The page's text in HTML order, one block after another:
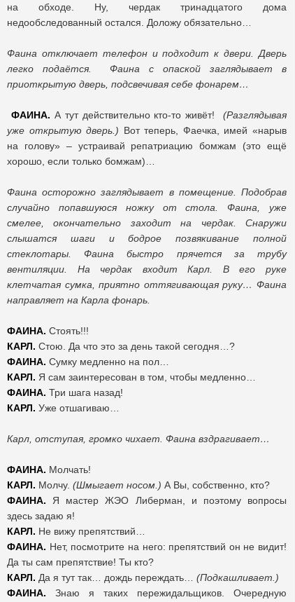
на обходе. Ну, чердак тринадцатого дома
недообследованный остался. Доложу обязательно…
Фаина отключает телефон и подходит к двери. Дверь
легко подаётся. Фаина с опаской заглядывает в
приоткрытую дверь, подсвечивая себе фонарем…
ФАИНА. А тут действительно кто-то живёт! (Разглядывая
уже открытую дверь.) Вот теперь, Фаечка, имей «нарыв
на голову» – устраивай репатриацию бомжам (это ещё
хорошо, если только бомжам)…
Фаина осторожно заглядывает в помещение. Подобрав
случайно попавшуюся ножку от стола. Фаина, уже
смелее, окончательно заходит на чердак. Снаружи
слышатся шаги и бодрое позвякивание полной
стеклотары. Фаина быстро прячется за трубу
вентиляции. На чердак входит Карл. В его руке
клетчатая сумка, приятно оттягивающая руку… Фаина
направляет на Карла фонарь.
ФАИНА. Стоять!!!
КАРЛ. Стою. Да что это за день такой сегодня…?
ФАИНА. Сумку медленно на пол…
КАРЛ. Я сам заинтересован в том, чтобы медленно…
ФАИНА. Три шага назад!
КАРЛ. Уже отшагиваю…
Карл, отступая, громко чихает. Фаина вздрагивает…
ФАИНА. Молчать!
КАРЛ. Молчу. (Шмыгает носом.) А Вы, собственно, кто?
ФАИНА. Я мастер ЖЭО Либерман, и поэтому вопросы
здесь задаю я!
КАРЛ. Не вижу препятствий…
ФАИНА. Нет, посмотрите на него: препятствий он не видит!
Да ты сам препятствие! Ты кто?
КАРЛ. Да я тут так… дождь переждать… (Подкашливает.)
ФАИНА. Знаю я таких пережидальщиков. Очередную